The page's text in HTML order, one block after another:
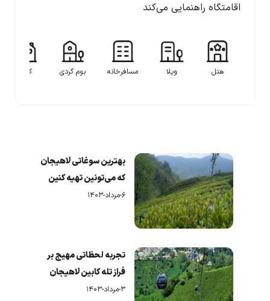
اقامتگاه راهنمایی می‌کند
هتل ویلا مسافرخانه بوم گردی کلبه
بهترین سوغاتی لاهیجان
که می‌تونین تهیه کنین
۶-مرداد-۱۴۰۳
تجربه لحظاتی مهیج بر
فراز تله کابین لاهیجان
۳-مرداد-۱۴۰۳